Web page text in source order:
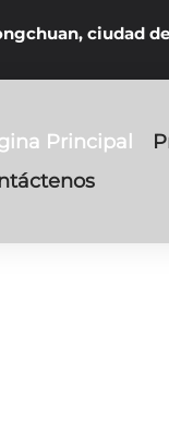
ciudad
Principal